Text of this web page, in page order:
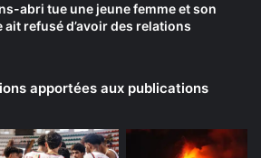
abri tue une jeune femme et son
ait refusé d’avoir des relations
apportées aux publications